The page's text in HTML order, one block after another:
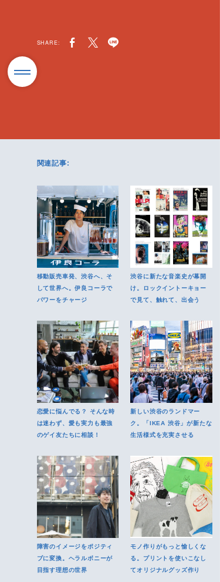
SHARE:
関連記事:
移動販売車発、渋谷へ、そ
して世界へ。伊良コーラで
パワーをチャージ
渋谷に新たな音楽史が幕開
け。ロックイントーキョー
で見て、触れて、出会う
恋愛に悩んでる？ そんな時
は迷わず、愛も実力も最強
のゲイ友たちに相談！
新しい渋谷のランドマー
ク。「IKEA 渋谷」が新たな
生活様式を充実させる
障害のイメージをポジティ
ブに変換。ヘラルボニーが
目指す理想の世界
モノ作りがもっと愉しくな
る。プリントを使いこなし
てオリジナルグッズ作り